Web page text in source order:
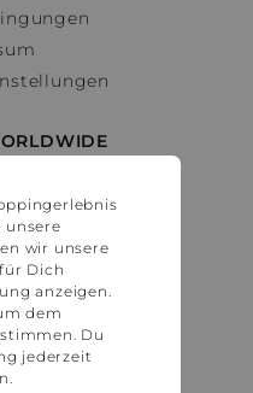
States
unsere
wir unsere
Dich
anzeigen.
dem
Du
jederzeit